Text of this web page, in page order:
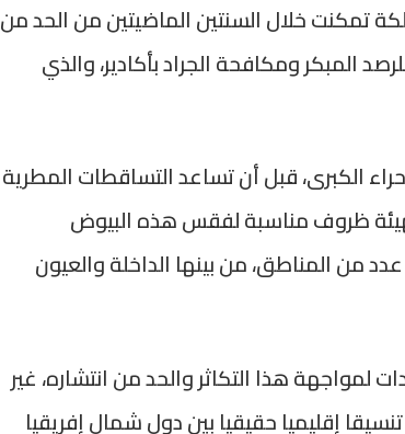
تمكنت خلال السنتين الماضيتين من الحد من
المبكر ومكافحة الجراد بأكادير، والذي
الكبرى، قبل أن تساعد التساقطات المطرية
ظروف مناسبة لفقس هذه البيوض
من المناطق، من بينها الداخلة والعيون
هذا التكاثر والحد من انتشاره، غير
إقليميا حقيقيا بين دول شمال إفريقيا